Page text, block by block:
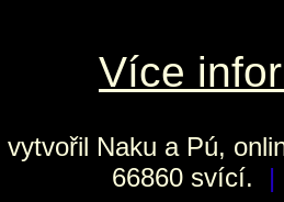
Více
vytvořil Naku a Pú,
66860 svící.
|